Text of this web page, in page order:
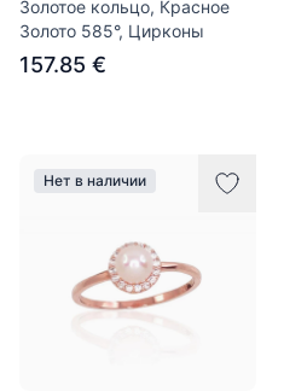
Золотое кольцо, Красное
Золото 585°, Цирконы
157.85 €
Нет в наличии